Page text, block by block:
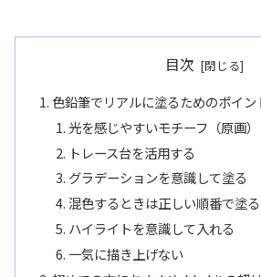
目次
色鉛筆でリアルに塗るためのポイン
光を感じやすいモチーフ（原画
トレース台を活用する
グラデーションを意識して塗る
混色するときは正しい順番で塗る
ハイライトを意識して入れる
一気に描き上げない